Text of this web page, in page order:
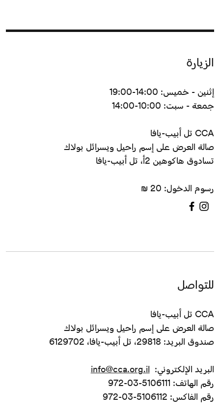
الزيارة
إثنين - خميس: 14:00-19:00
جمعة - سبت: 10:00-14:00
CCA تل أبيب-يافا
صالة العرض على إسم راحيل ويسرائل بولاك
تسادوق هاكوهين 2أ، تل أبيب-يافا
رسوم الدخول: 20 ₪
للتواصل
CCA تل أبيب-يافا
صالة العرض على إسم راحيل ويسرائل بولاك
صندوق البريد: 29818، تل أبيب-يافا، 6129702
البريد الإلكتروني: info@cca.org.il
رقم الهاتف: 5106111-03-972
رقم الفاكس: 5106112-03-972